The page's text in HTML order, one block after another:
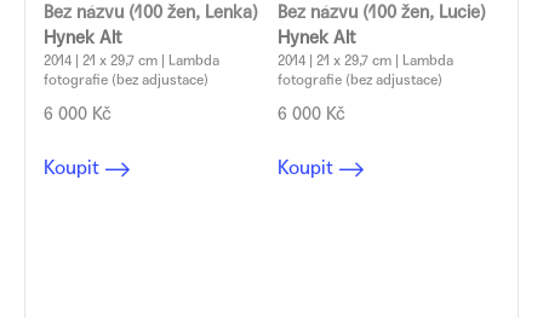
Bez názvu (100 žen, Lenka)
Hynek Alt
2014 | 21 x 29,7 cm | Lambda
fotografie (bez adjustace)
6 000 Kč
Koupit
Bez názvu (100 žen, Lucie)
Hynek Alt
2014 | 21 x 29,7 cm | Lambda
fotografie (bez adjustace)
6 000 Kč
Koupit